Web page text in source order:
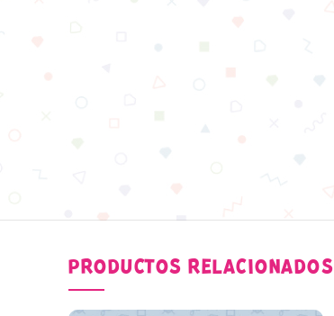
PRODUCTOS RELACIONADOS